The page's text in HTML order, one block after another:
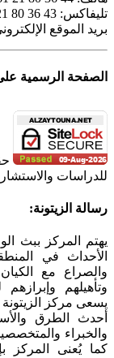
تليفاكس: 43 36 80 21 00961
بريد الموقع
الصفحة الرسمية
للدراسات
Toggle
Bar
Area
رسالة الزيتونة:
يهتم المركز ببث
الأحداث في
والصراع مع
وتأهيلهم وإبرازهم
يسعى مركز
أحدث الطرق
والخبراء
كما يُعنى المركز